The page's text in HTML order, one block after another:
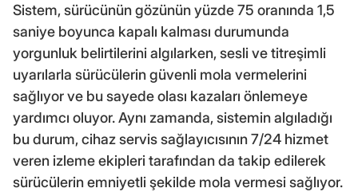
Sistem, sürücünün gözünün yüzde 75 oranında 1,5
saniye boyunca kapalı kalması durumunda
yorgunluk belirtilerini algılarken, sesli ve titreşimli
uyarılarla sürücülerin güvenli mola vermelerini
sağlıyor ve bu sayede olası kazaları önlemeye
yardımcı oluyor. Aynı zamanda, sistemin algıladığı
bu durum, cihaz servis sağlayıcısının 7/24 hizmet
veren izleme ekipleri tarafından da takip edilerek
sürücülerin emniyetli şekilde mola vermesi sağlıyor.